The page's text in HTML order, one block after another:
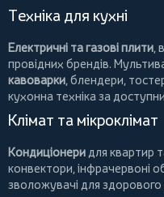
Техніка для кухні
Електричні та газові плити,
провідних брендів.
кавоварки, блендери,
кухонна техніка за
Клімат та мікроклімат
Кондиціонери для квартир
конвектори, інфрачервоні
зволожувачі для здорового